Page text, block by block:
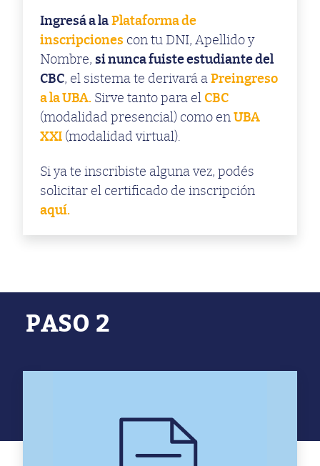
Ingresá a la Plataforma de
inscripciones con tu DNI, Apellido y
Nombre, si nunca fuiste estudiante del
CBC, el sistema te derivará a Preingreso
a la UBA. Sirve tanto para el CBC
(modalidad presencial) como en UBA
XXI (modalidad virtual).
Si ya te inscribiste alguna vez, podés
solicitar el certificado de inscripción
aquí.
PASO 2